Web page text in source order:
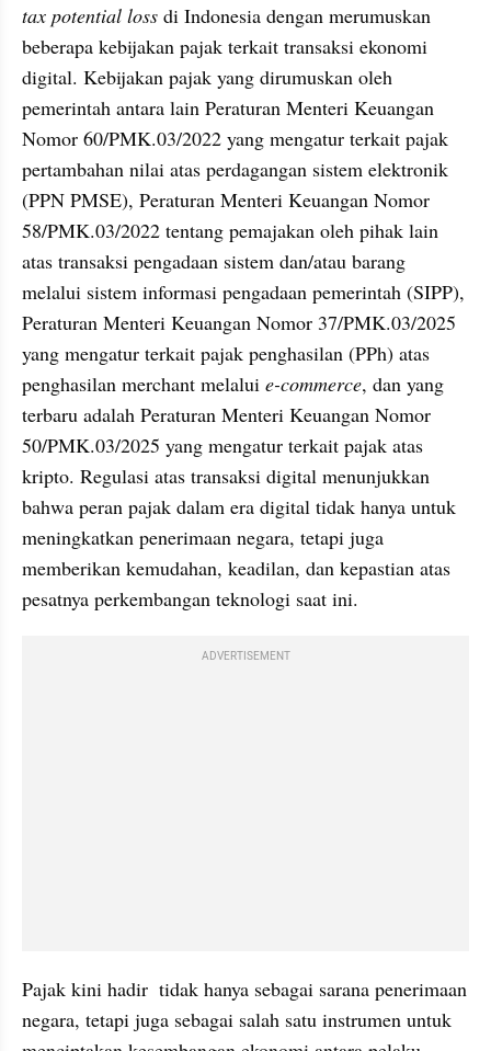
tax potential loss di Indonesia dengan merumuskan
beberapa kebijakan pajak terkait transaksi ekonomi
digital. Kebijakan pajak yang dirumuskan oleh
pemerintah antara lain Peraturan Menteri Keuangan
Nomor 60/PMK.03/2022 yang mengatur terkait pajak
pertambahan nilai atas perdagangan sistem elektronik
(PPN PMSE), Peraturan Menteri Keuangan Nomor
58/PMK.03/2022 tentang pemajakan oleh pihak lain
atas transaksi pengadaan sistem dan/atau barang
melalui sistem informasi pengadaan pemerintah (SIPP),
Peraturan Menteri Keuangan Nomor 37/PMK.03/2025
yang mengatur terkait pajak penghasilan (PPh) atas
penghasilan merchant melalui e-commerce, dan yang
terbaru adalah Peraturan Menteri Keuangan Nomor
50/PMK.03/2025 yang mengatur terkait pajak atas
kripto. Regulasi atas transaksi digital menunjukkan
bahwa peran pajak dalam era digital tidak hanya untuk
meningkatkan penerimaan negara, tetapi juga
memberikan kemudahan, keadilan, dan kepastian atas
pesatnya perkembangan teknologi saat ini.
ADVERTISEMENT
Pajak kini hadir  tidak hanya sebagai sarana penerimaan
negara, tetapi juga sebagai salah satu instrumen untuk